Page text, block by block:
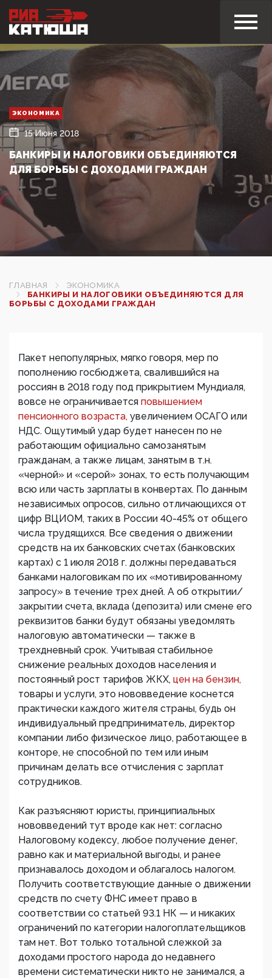
ЭКОНОМИКА
15 Июня 2018
БАНКИРЫ И НАЛОГОВИКИ ОБЪЕДИНЯЮТСЯ
ДЛЯ БОРЬБЫ С ДОХОДАМИ ГРАЖДАН
ГЛАВНАЯ
ЭКОНОМИКА
БАНКИРЫ И НАЛОГОВИКИ ОБЪЕДИНЯЮТСЯ ДЛЯ
БОРЬБЫ С ДОХОДАМИ ГРАЖДАН
Пакет непопулярных, мягко говоря, мер по
пополнению госбюджета, свалившийся на
россиян в 2018 году под прикрытием Мундиаля,
вовсе не ограничивается повышением
пенсионного возраста, увеличением ОСАГО или
НДС. Ощутимый удар будет нанесен по не
работающим официально самозанятым
гражданам, а также лицам, занятым в т.н.
«черной» и «серой» зонах, то есть получающим
всю или часть зарплаты в конвертах. По данным
независимых опросов, сильно отличающихся от
цифр ВЦИОМ, таких в России 40-45% от общего
числа трудящихся. Все сведения о движении
средств на их банковских счетах (банковских
картах) с 1 июля 2018 г. должны передаваться
банками налоговикам по их «мотивированному
запросу» в течение трех дней. А об открытии/
закрытии счета, вклада (депозита) или смене его
реквизитов банки будут обязаны уведомлять
налоговую автоматически — также в
трехдневный срок. Учитывая стабильное
снижение реальных доходов населения и
постоянный рост тарифов ЖКХ, цен на бензин,
товары и услуги, это нововведение коснется
практически каждого жителя страны, будь он
индивидуальный предприниматель, директор
компании либо физическое лицо, работающее в
конторе, не способной по тем или иным
причинам делать все отчисления с зарплат
сотрудников.
Как разъясняют юристы, принципиальных
нововведений тут вроде как нет: согласно
Налоговому кодексу, любое получение денег,
равно как и материальной выгоды, и ранее
признавалось доходом и облагалось налогом.
Получить соответствующие данные о движении
средств по счету ФНС имеет право в
соответствии со статьей 93.1 НК — и никаких
ограничений по категории налогоплательщиков
там нет. Вот только тотальной слежкой за
доходами простого народа до недавнего
времени систематически никто не занимался, а